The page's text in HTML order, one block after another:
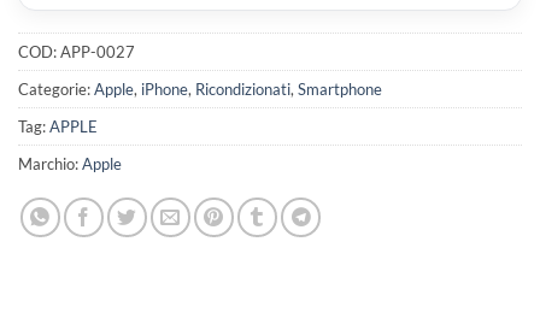
COD:APP-0027
Categorie:Apple, iPhone, Ricondizionati, Smartphone
Tag:APPLE
Marchio:Apple